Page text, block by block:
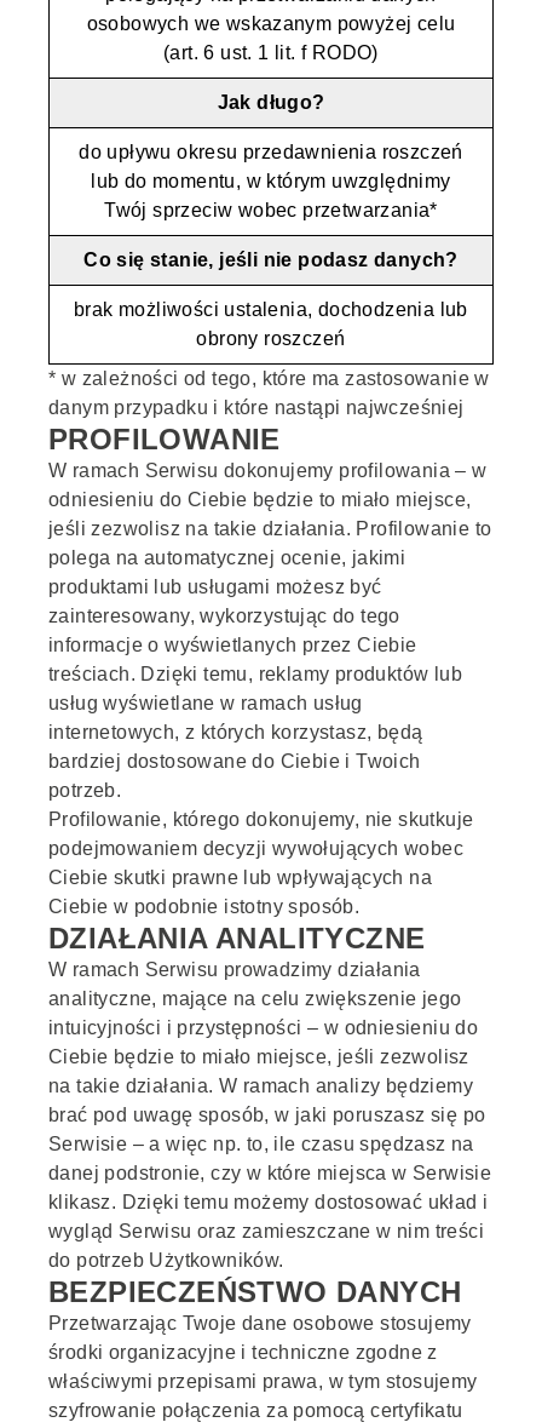
osobowych we wskazanym powyżej celu
(art. 6 ust. 1 lit. f RODO)
Jak długo?
do upływu okresu przedawnienia roszczeń
lub do momentu, w którym uwzględnimy
Twój sprzeciw wobec przetwarzania*
Co się stanie, jeśli nie podasz danych?
brak możliwości ustalenia, dochodzenia lub
obrony roszczeń
* w zależności od tego, które ma zastosowanie w
danym przypadku i które nastąpi najwcześniej
PROFILOWANIE
W ramach Serwisu dokonujemy profilowania – w
odniesieniu do Ciebie będzie to miało miejsce,
jeśli zezwolisz na takie działania. Profilowanie to
polega na automatycznej ocenie, jakimi
produktami lub usługami możesz być
zainteresowany, wykorzystując do tego
informacje o wyświetlanych przez Ciebie
treściach. Dzięki temu, reklamy produktów lub
usług wyświetlane w ramach usług
internetowych, z których korzystasz, będą
bardziej dostosowane do Ciebie i Twoich
potrzeb.
Profilowanie, którego dokonujemy, nie skutkuje
podejmowaniem decyzji wywołujących wobec
Ciebie skutki prawne lub wpływających na
Ciebie w podobnie istotny sposób.
DZIAŁANIA ANALITYCZNE
W ramach Serwisu prowadzimy działania
analityczne, mające na celu zwiększenie jego
intuicyjności i przystępności – w odniesieniu do
Ciebie będzie to miało miejsce, jeśli zezwolisz
na takie działania. W ramach analizy będziemy
brać pod uwagę sposób, w jaki poruszasz się po
Serwisie – a więc np. to, ile czasu spędzasz na
danej podstronie, czy w które miejsca w Serwisie
klikasz. Dzięki temu możemy dostosować układ i
wygląd Serwisu oraz zamieszczane w nim treści
do potrzeb Użytkowników.
BEZPIECZEŃSTWO DANYCH
Przetwarzając Twoje dane osobowe stosujemy
środki organizacyjne i techniczne zgodne z
właściwymi przepisami prawa, w tym stosujemy
szyfrowanie połączenia za pomocą certyfikatu